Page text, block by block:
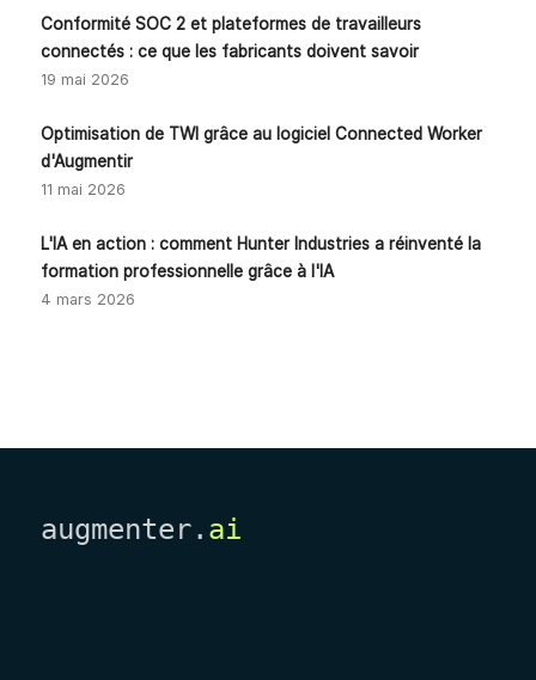
Conformité SOC 2 et plateformes de travailleurs
connectés : ce que les fabricants doivent savoir
19 mai 2026
Optimisation de TWI grâce au logiciel Connected Worker
d'Augmentir
11 mai 2026
L'IA en action : comment Hunter Industries a réinventé la
formation professionnelle grâce à l'IA
4 mars 2026
augmenter. ai